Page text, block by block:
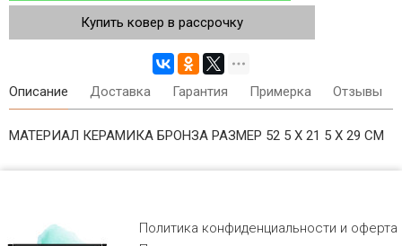
Купить ковер в рассрочку
Описание Доставка Гарантия Примерка Отзывы
МАТЕРИАЛ КЕРАМИКА БРОНЗА РАЗМЕР 52 5 Х 21 5 Х 29 СМ
Политика конфиденциальности и оферта